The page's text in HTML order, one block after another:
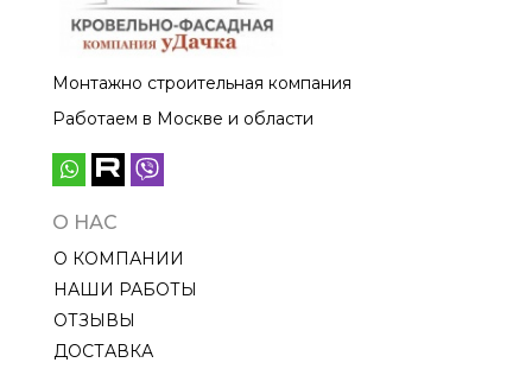
Монтажно строительная компания
Работаем в Москве и области
О НАС
О КОМПАНИИ
НАШИ РАБОТЫ
ОТЗЫВЫ
ДОСТАВКА